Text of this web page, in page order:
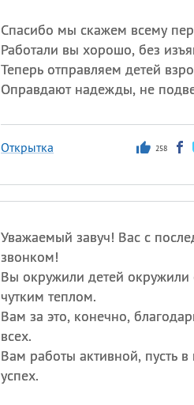
Спасибо мы скажем всему
Работали вы хорошо, без
Теперь отправляем детей
Оправдают надежды, не
Открытка 258
Уважаемый завуч! Вас с
звонком!
Вы окружили детей окружили
чутким теплом.
Вам за это, конечно,
всех.
Вам работы активной, пусть в
успех.